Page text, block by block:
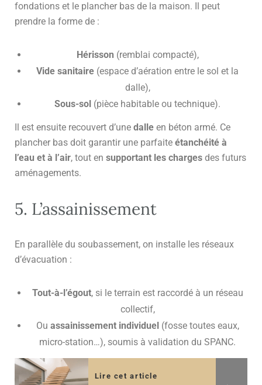
fondations et le plancher bas de la maison. Il peut
prendre la forme de :
Hérisson (remblai compacté),
Vide sanitaire (espace d’aération entre le sol et la
dalle),
Sous-sol (pièce habitable ou technique).
Il est ensuite recouvert d’une dalle en béton armé. Ce
plancher bas doit garantir une parfaite étanchéité à
l’eau et à l’air, tout en supportant les charges des futurs
aménagements.
5. L’assainissement
En parallèle du soubassement, on installe les réseaux
d’évacuation :
Tout-à-l’égout, si le terrain est raccordé à un réseau
collectif,
Ou assainissement individuel (fosse toutes eaux,
micro-station…), soumis à validation du SPANC.
Lire cet article